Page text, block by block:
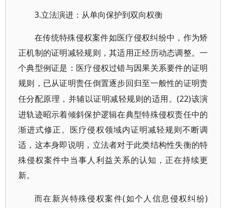
3.立法演进：从单向保护到双向权衡
在传统特殊侵权案件如医疗侵权纠纷中，作为矫
正机制的证明减轻规则，其适用正经历动态调整。一
个典型例证是：医疗侵权过错与因果关系要件的证明
规则，已从证明责任倒置逐步回归至一般性的证明责
任分配原理，并辅以证明减轻规则的适用。(22)该演
进轨迹昭示着倾斜保护逻辑在典型特殊侵权责任中的
渐进式修正。医疗侵权领域内证明减轻规则不断调
适，这本身即说明，立法者对于此类结构性失衡的特
殊侵权案件中当事人利益关系的认知，正在持续更
新。
而在新兴特殊侵权案件(如个人信息侵权纠纷)